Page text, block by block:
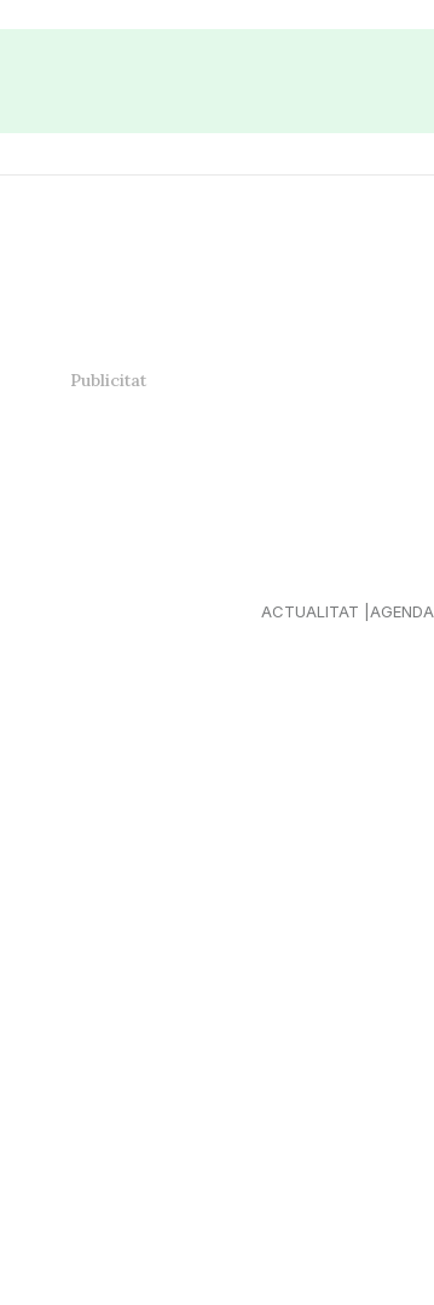
ACTUALITAT AGENDA